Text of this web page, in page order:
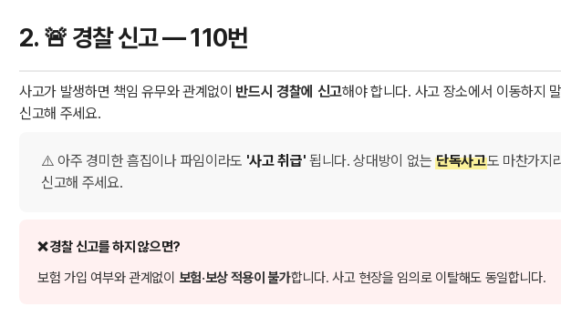
2. 🚨 경찰 신고 — 110번
사고가 발생하면 책임 유무와 관계없이 반드시 경찰에 신고해야 합니다. 사고 장소에서 이동하지
신고해 주세요.
⚠️ 아주 경미한 흠집이나 파임이라도 '사고 취급' 됩니다. 상대방이 없는 단독사고도 마찬가지
신고해 주세요.
❌ 경찰 신고를 하지 않으면?
보험 가입 여부와 관계없이 보험·보상 적용이 불가합니다. 사고 현장을 임의로 이탈해도 동일합니다.